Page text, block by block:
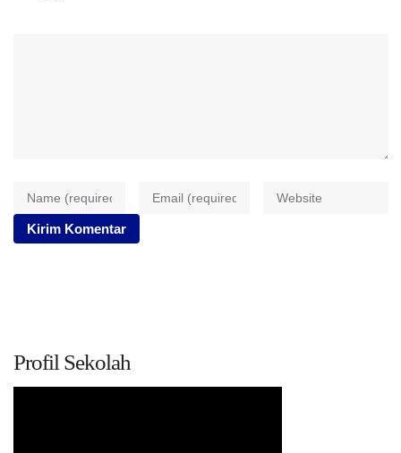
Profil Sekolah